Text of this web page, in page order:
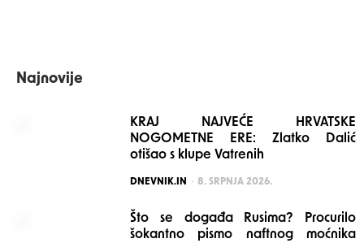
Najnovije
KRAJ NAJVEĆE HRVATSKE
NOGOMETNE ERE: Zlatko Dalić
otišao s klupe Vatrenih
POSTED
DNEVNIK.IN 8. SRPNJA 2026.
Što se događa Rusima? Procurilo
šokantno pismo naftnog moćnika